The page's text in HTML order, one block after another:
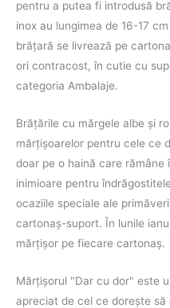
pentru a putea fi introdusă
inox au lungimea de 16-17
brăţară se livrează pe
ori contracost, în cutie cu
categoria Ambalaje.
Brăţările cu mărgele albe şi
mărţişoarelor pentru cele ce
doar pe o haină care
inimioare pentru
ocaziile speciale ale
cartonaş-suport. În lunile
mărţişor pe fiecare cartonaş.
Mărţişorul "Dar cu dor" este
apreciat de cel ce doreşte să